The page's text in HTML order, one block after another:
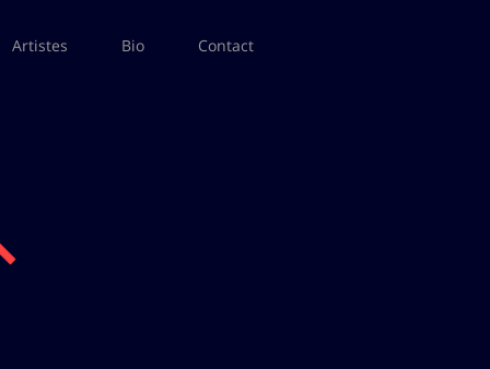
Artistes Bio Contact